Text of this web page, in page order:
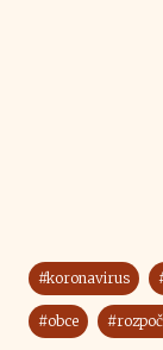
#koronavirus
#obce